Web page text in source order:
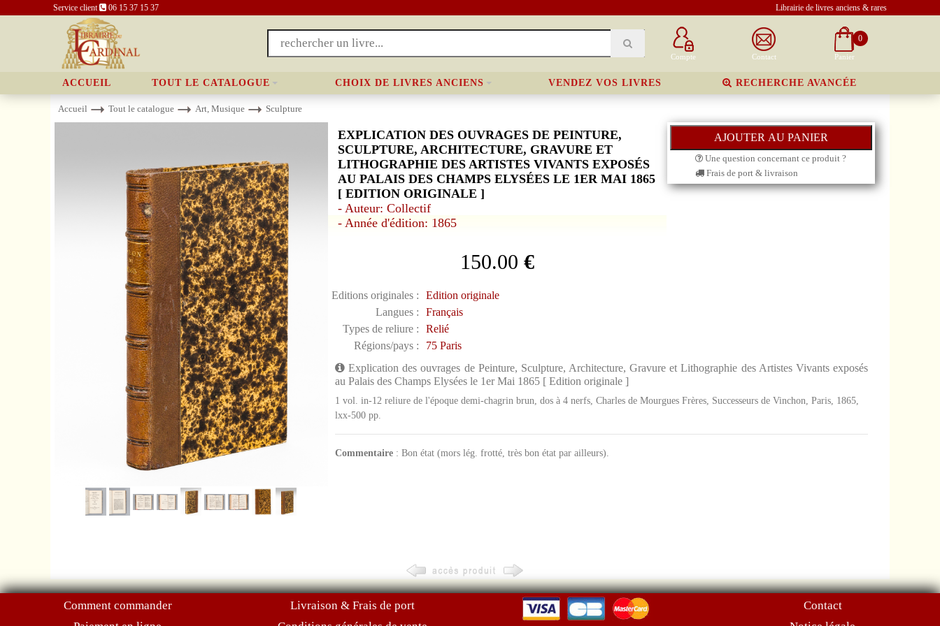
Service client 06 15 37 15 37 Librairie de livres anciens & rares
Compte Contact
0
Panier
ACCUEIL TOUT LE CATALOGUE CHOIX DE LIVRES ANCIENS VENDEZ VOS LIVRES RECHERCHE AVANCÉE
Accueil Tout le catalogue Art, Musique Sculpture
EXPLICATION DES OUVRAGES DE PEINTURE,
SCULPTURE, ARCHITECTURE, GRAVURE ET
LITHOGRAPHIE DES ARTISTES VIVANTS EXPOSÉS
AU PALAIS DES CHAMPS ELYSÉES LE 1ER MAI 1865
[ EDITION ORIGINALE ]
- Auteur: Collectif
- Année d'édition: 1865
150.00 €
Editions originales :
Edition originale
Langues :
Français
Types de reliure :
Relié
Régions/pays :
75 Paris
Une question concernant ce produit ?
Frais de port & livraison
Explication des ouvrages de Peinture, Sculpture, Architecture, Gravure et Lithographie des Artistes Vivants exposés
au Palais des Champs Elysées le 1er Mai 1865 [ Edition originale ]
1 vol. in-12 reliure de l'époque demi-chagrin brun, dos à 4 nerfs, Charles de Mourgues Frères, Successeurs de Vinchon, Paris, 1865,
lxx-500 pp.
Commentaire: Bon état (mors lég. frotté, très bon état par ailleurs).
Comment commander
Livraison & Frais de port
Contact